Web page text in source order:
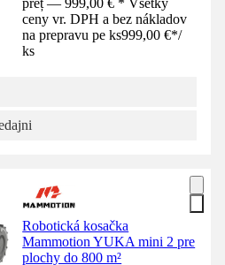
preț — 999,00 € * Všetky
ceny vr. DPH a bez nákladov
na prepravu pe ks999,00 €*/
ks
Robotická kosačka
Mammotion YUKA mini 2 pre
plochy do 800 m²